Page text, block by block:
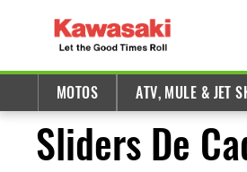
MOTOS ATV, MULE & JET
Sliders De